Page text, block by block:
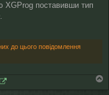
поставивши тип
до цього повідомлення
о